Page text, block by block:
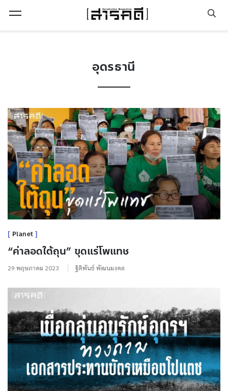
อุดรธานี
Planet
“ค่าลอดใต้ถุน” ขุดแร่โพแทช
29 พฤษภาคม 2023 ฐิติพันธ์ พัฒนมงคล